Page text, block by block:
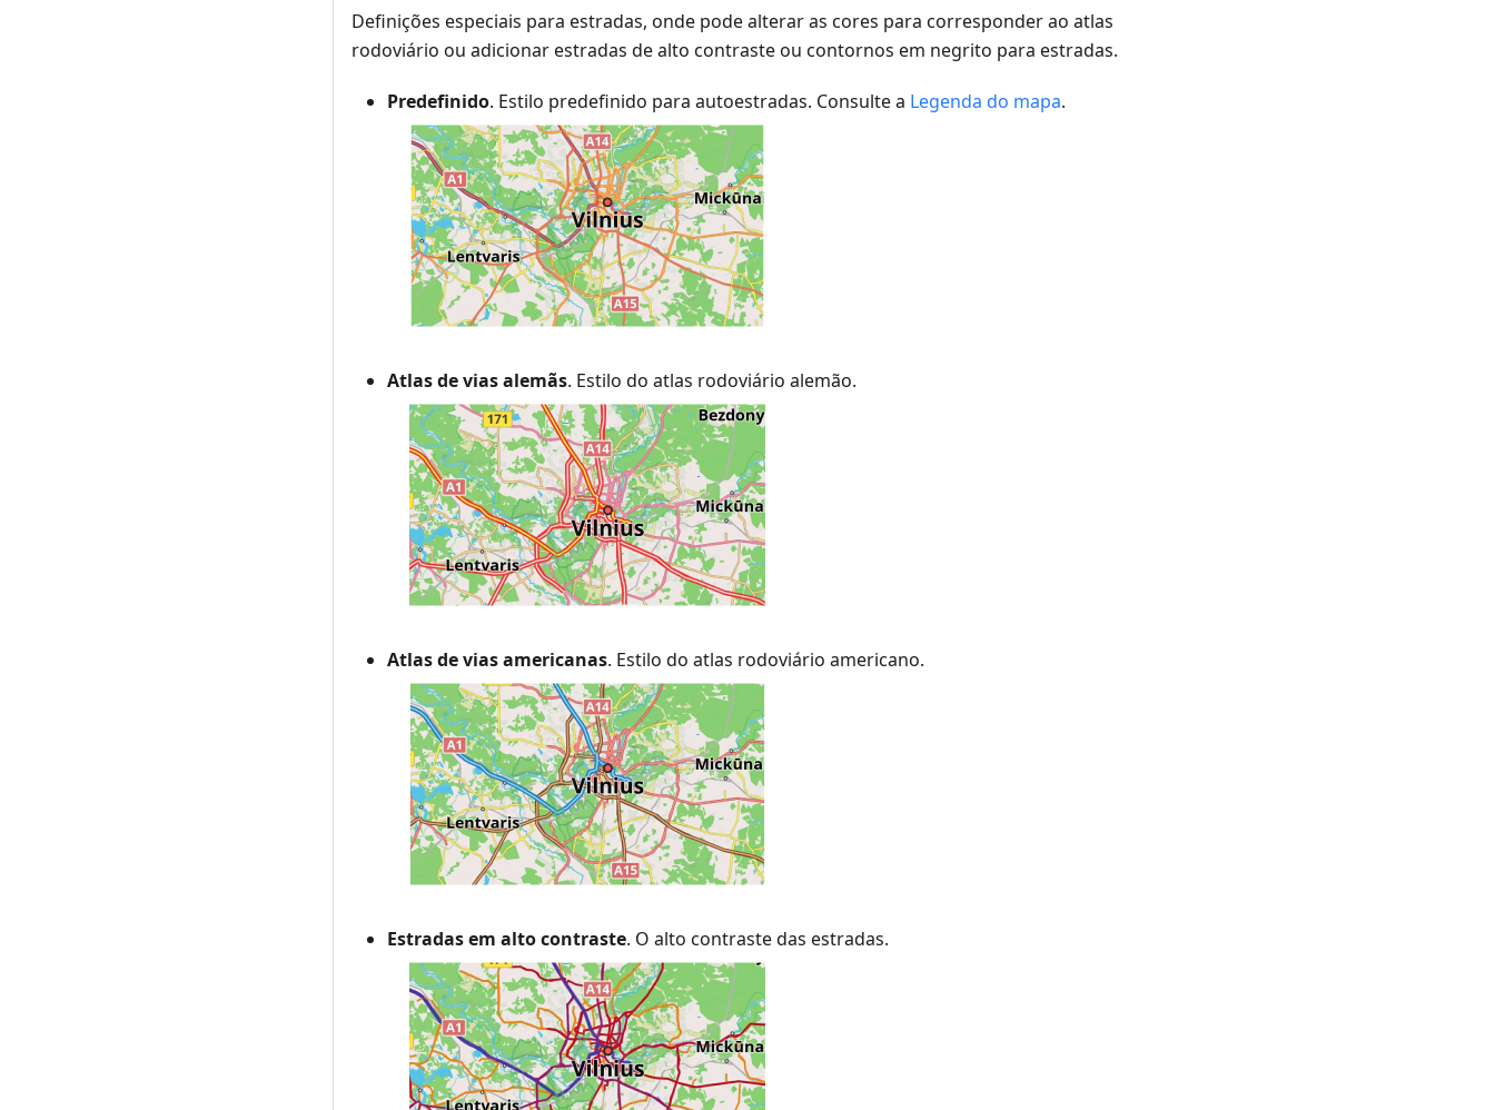
Definições especiais para estradas, onde pode alterar as cores para corresponder ao atlas
rodoviário ou adicionar estradas de alto contraste ou contornos em negrito para estradas.
Predefinido. Estilo predefinido para autoestradas. Consulte a Legenda do mapa.
Atlas de vias alemãs. Estilo do atlas rodoviário alemão.
Atlas de vias americanas. Estilo do atlas rodoviário americano.
Estradas em alto contraste. O alto contraste das estradas.